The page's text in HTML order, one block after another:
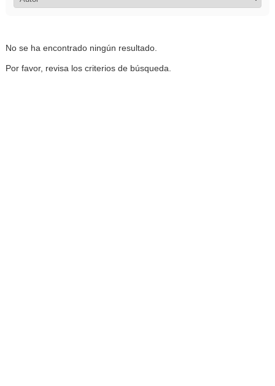
No se ha encontrado ningún resultado.
Por favor, revisa los criterios de búsqueda.